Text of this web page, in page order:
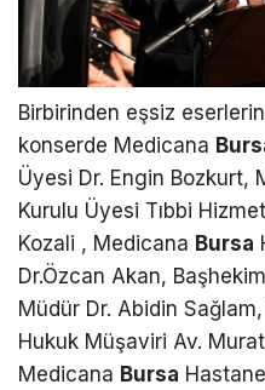
Birbirinden eşsiz
konserde Medicana
Üyesi Dr. Engin Bozkurt,
Kurulu Üyesi Tıbbi
Kozali , Medicana Bursa
Dr.Özcan Akan,
Müdür Dr. Abidin
Hukuk Müşaviri Av.
Medicana Bursa